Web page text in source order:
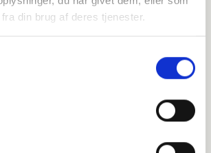
din brug af deres tjenester.
Gå til Pensionsinfo.dk
pensionsoverblik her på